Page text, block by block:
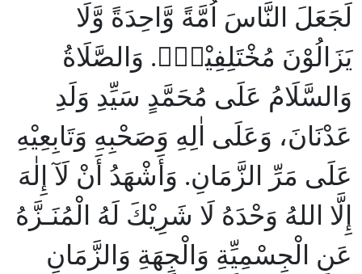
لَجَعَلَ النَّاسَ اُمَّةً وَّاحِدَةً وَّلَا
يَزَالُوْنَ مُخْتَلِفِيْنَۙ. وَالصَّلَاةُ
وَالسَّلَامُ عَلَى مُحَمَّدٍ سَيِّدِ وَلَدِ
عَدْنَانَ، وَعَلَى اٰلِهِ وَصَحْبِهِ وَتَابِعِيْهِ
عَلَى مَرِّ الزَّمَانِ. وَأَشْهَدُ أَنْ لَآ إِلٰهَ
إِلَّا اللهُ وَحْدَهُ لَا شَرِيْكَ لَهُ الْمُنَـزَّهُ
عَنِ الْجِسْمِيِّةِ وَالْجِهَةِ وَالزَّمَانِ